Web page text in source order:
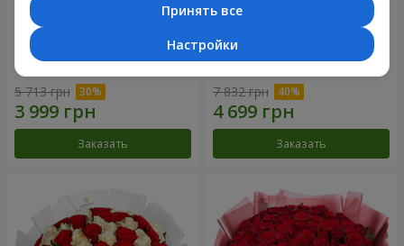
Букет "Нежный оттенок"
5 713 грн
Заказать
Цветы в коробке “Кадриль”
7 832 грн
Заказать
Принять все
Настройки